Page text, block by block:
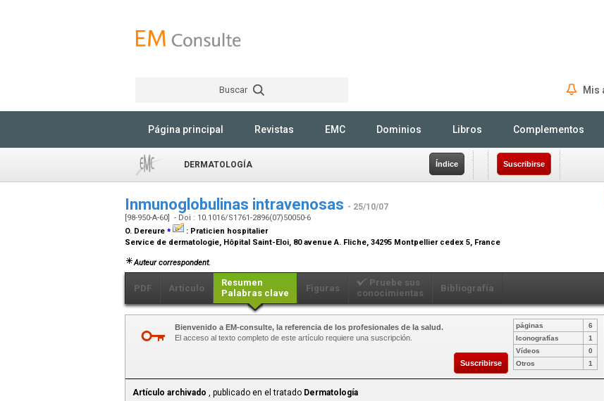
Buscar Mis
Página principal Revistas EMC Dominios Libros Complementos
DERMATOLOGÍA Índice Suscribirse
Inmunoglobulinas intravenosas - 25/10/07
[98-950-A-60] - Doi : 10.1016/S1761-2896(07)50050-6
O. Dereure ⁎ : Praticien hospitalier
Service de dermatologie, Hôpital Saint-Eloi, 80 avenue A. Fliche, 34295 Montpellier cedex 5, France
Auteur correspondent.
PDF Artículo
Resumen
Palabras clave
Figuras
Pruebe sus
conocimientas
Bibliografía
Bienvenido a EM-consulte, la referencia de los profesionales de la salud.
El acceso al texto completo de este artículo requiere una suscripción.
Suscribirse
páginas
6
Iconografías
1
Vídeos
0
Otros
1
Artículo archivado , publicado en el tratado Dermatología